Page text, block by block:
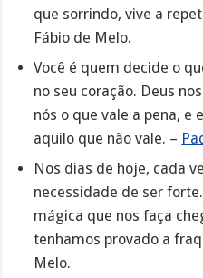
que sorrindo, vive a
Fábio de Melo.
Você é quem decide o
no seu coração. Deus
nós o que vale a pena,
aquilo que não vale. –
Nos dias de hoje, cada
necessidade de ser
mágica que nos faça
tenhamos provado a
Melo.